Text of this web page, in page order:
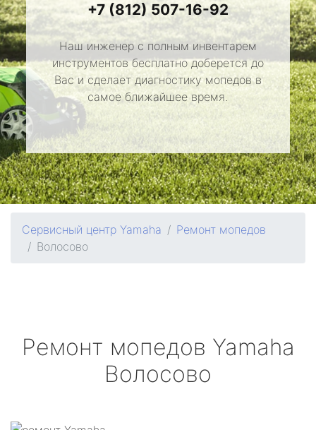
+7 (812) 507-16-92
Наш инженер с полным инвентарем
инструментов бесплатно доберется до
Вас и сделает диагностику мопедов в
самое ближайшее время.
Сервисный центр Yamaha
Ремонт мопедов
Волосово
Ремонт мопедов Yamaha
Волосово